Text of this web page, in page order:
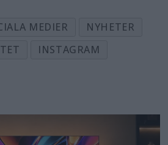
MEDIER
NYHETER
INSTAGRAM